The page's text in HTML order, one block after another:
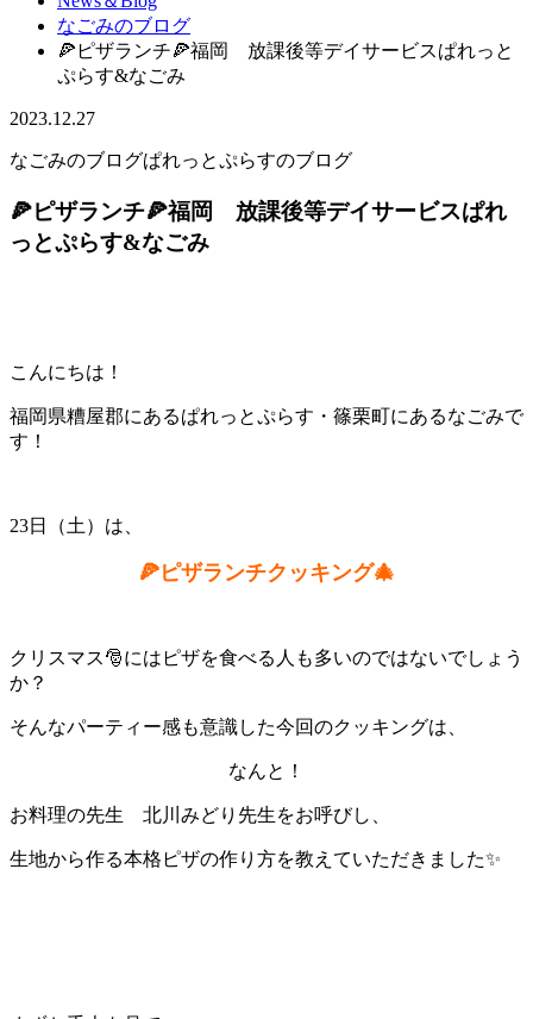
なごみのブログ
🍕ピザランチ🍕福岡 放課後等デイサービスぱれっと
ぷらす&なごみ
2023.12.27
なごみのブログぱれっとぷらすのブログ
🍕ピザランチ🍕福岡 放課後等デイサービスぱれ
っとぷらす&なごみ
こんにちは！
福岡県糟屋郡にあるぱれっとぷらす・篠栗町にあるなごみで
す！
23日（土）は、
🍕ピザランチクッキング🎄
クリスマス🎅にはピザを食べる人も多いのではないでしょう
か？
そんなパーティー感も意識した今回のクッキングは、
なんと！
お料理の先生 北川みどり先生をお呼びし、
生地から作る本格ピザの作り方を教えていただきました✨